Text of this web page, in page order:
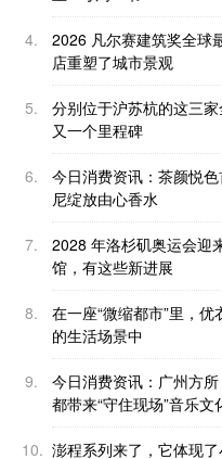
4.
2026 凡尔赛建筑奖全球
店重塑了城市景观
5.
分别位于沪苏杭的这三
又一个里程碑
6.
今日消费资讯：茶颜悦
尼绽放由心香水
7.
2028 年洛杉矶奥运会迎
馆，有这些新进展
8.
在一座“微缩都市”里，
的生活场景中
9.
今日消费资讯：广州方
都带来“守住现场”音乐文
10. 澎程系列来了，它体现